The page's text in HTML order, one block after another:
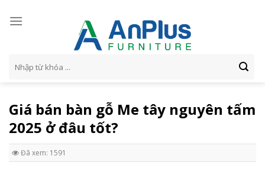
kiếm:
Giá bán bàn gỗ Me tây nguyên tấm
2025 ở đâu tốt?
Đã xem: 1591